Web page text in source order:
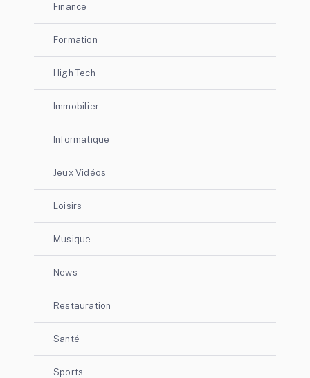
Finance
Formation
High Tech
Immobilier
Informatique
Jeux Vidéos
Loisirs
Musique
News
Restauration
Santé
Sports